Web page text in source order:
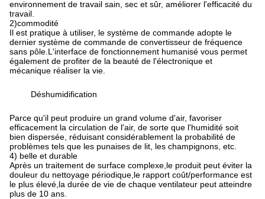
environnement de travail sain, sec et sûr, améliorer l'efficacité du
travail.
2)commodité
Il est pratique à utiliser, le système de commande adopte le
dernier système de commande de convertisseur de fréquence
sans pôle.L'interface de fonctionnement humanisé vous permet
également de profiter de la beauté de l'électronique et
mécanique réaliser la vie.
Déshumidification
Parce qu'il peut produire un grand volume d'air, favoriser
efficacement la circulation de l'air, de sorte que l'humidité soit
bien dispersée, réduisant considérablement la probabilité de
problèmes tels que les punaises de lit, les champignons, etc.
4) belle et durable
Après un traitement de surface complexe,le produit peut éviter la
douleur du nettoyage périodique,le rapport coût/performance est
le plus élevé,la durée de vie de chaque ventilateur peut atteindre
plus de 10 ans.